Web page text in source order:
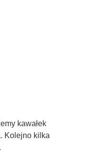
kawałek
Kolejno kilka